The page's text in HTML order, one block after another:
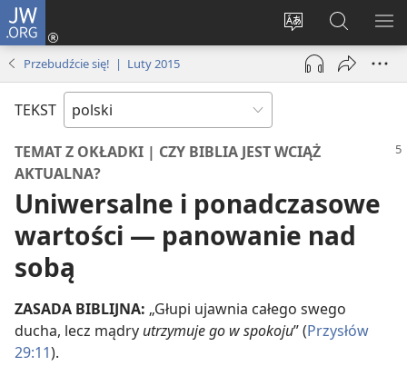
JW.ORG
Wybór
języka
Logowanie
(opens
window)
Szukaj
na
JW.ORG
Przebudźcie się! | Luty 2015
TEKST
TEMAT Z OKŁADKI | CZY BIBLIA JEST WCIĄŻ
AKTUALNA?
Uniwersalne i ponadczasowe
wartości — panowanie nad
sobą
ZASADA BIBLIJNA: „Głupi ujawnia całego swego
ducha, lecz mądry utrzymuje go w spokoju” (Przysłów
29:11).